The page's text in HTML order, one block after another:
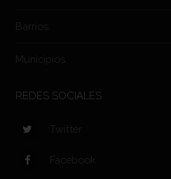
Barrios.
Municipios.
REDES SOCIALES
Twitter
Facebook